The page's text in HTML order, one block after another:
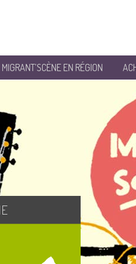
MIGRANT’SCÈNE EN RÉGION